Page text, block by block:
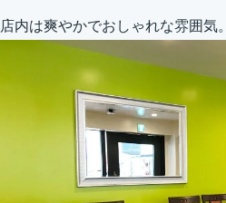
店内は爽やかでおしゃれな雰囲気。